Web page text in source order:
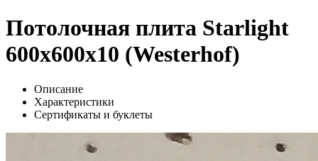
Потолочная плита Starlight
600x600x10 (Westerhof)
Описание
Характеристики
Сертификаты и буклеты